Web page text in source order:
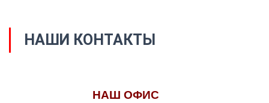
НАШИ КОНТАКТЫ
НАШ ОФИС